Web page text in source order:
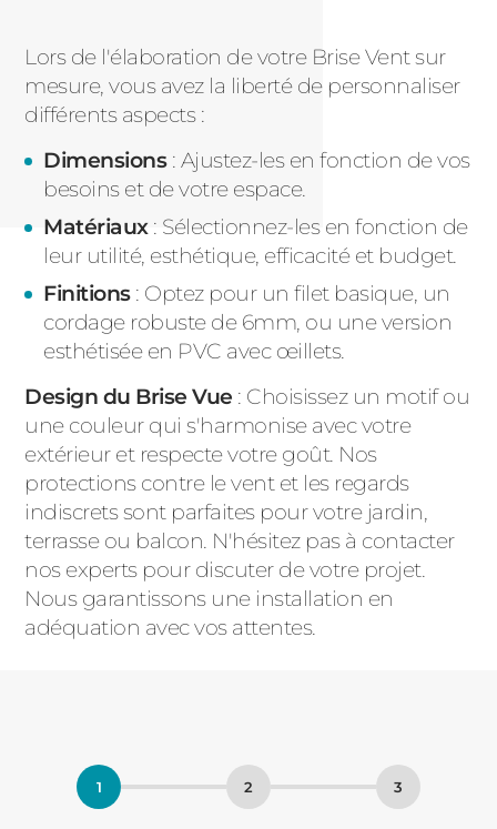
Lors de l'élaboration de votre Brise Vent sur
mesure, vous avez la liberté de personnaliser
différents aspects :
Dimensions: Ajustez-les en fonction de vos
besoins et de votre espace.
Matériaux: Sélectionnez-les en fonction de
leur utilité, esthétique, efficacité et budget.
Finitions: Optez pour un filet basique, un
cordage robuste de 6mm, ou une version
esthétisée en PVC avec œillets.
Design du Brise Vue : Choisissez un motif ou
une couleur qui s'harmonise avec votre
extérieur et respecte votre goût. Nos
protections contre le vent et les regards
indiscrets sont parfaites pour votre jardin,
terrasse ou balcon. N'hésitez pas à contacter
nos experts pour discuter de votre projet.
Nous garantissons une installation en
adéquation avec vos attentes.